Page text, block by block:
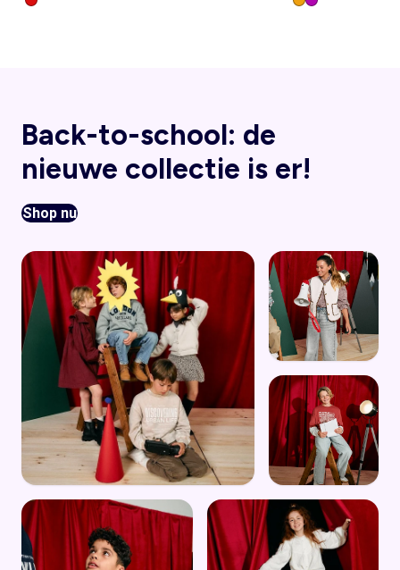
Back-to-school: de
nieuwe collectie is er!
Shop nu